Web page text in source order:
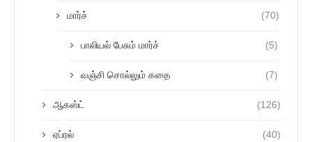
மார்ச் (70)
பாலியல் பேசும் மார்ச் (5)
வஞ்சி சொல்லும் கதை (7)
ஆகஸ்ட் (126)
ஏப்ரல் (40)